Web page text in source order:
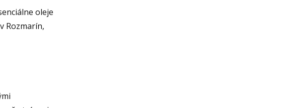
oleje
Rozmarín,